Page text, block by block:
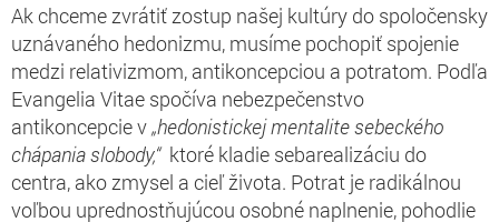
Ak chceme zvrátiť zostup našej kultúry do spoločensky
uznávaného hedonizmu, musíme pochopiť spojenie
medzi relativizmom, antikoncepciou a potratom. Podľa
Evangelia Vitae spočíva nebezpečenstvo
antikoncepcie v„hedonistickej mentalite sebeckého
chápania slobody,“ktoré kladie sebarealizáciu do
centra, ako zmysel a cieľ života. Potrat je radikálnou
voľbou uprednostňujúcou osobné naplnenie, pohodlie